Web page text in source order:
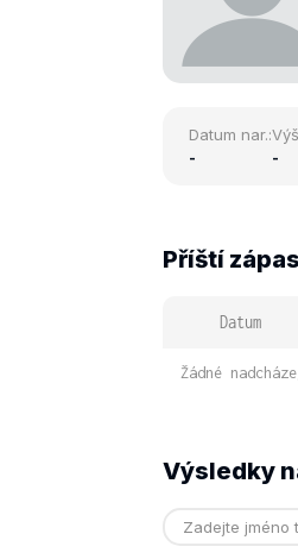
Datum nar.:
-
-
Příští zápas
Datum
Žádné
Výsledky